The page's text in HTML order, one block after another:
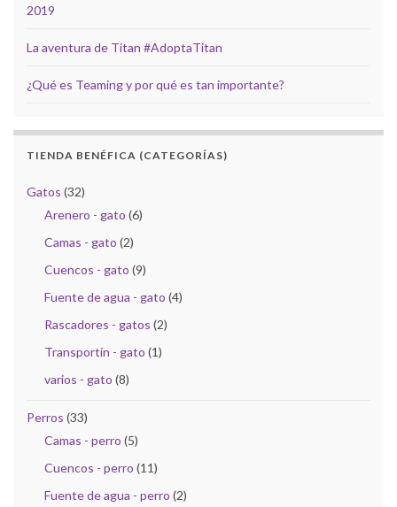
2019
La aventura de Titan #AdoptaTitan
¿Qué es Teaming y por qué es tan importante?
TIENDA BENÉFICA (CATEGORÍAS)
Gatos (32)
Arenero - gato (6)
Camas - gato (2)
Cuencos - gato (9)
Fuente de agua - gato (4)
Rascadores - gatos (2)
Transportín - gato (1)
varios - gato (8)
Perros (33)
Camas - perro (5)
Cuencos - perro (11)
Fuente de agua - perro (2)